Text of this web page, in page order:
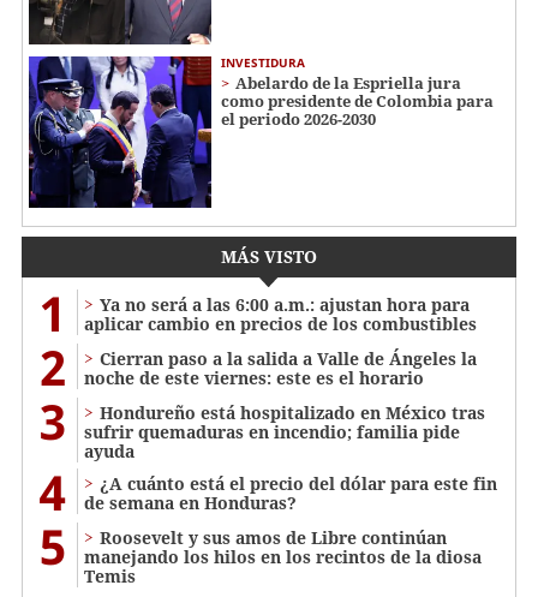
INVESTIDURA
Abelardo de la Espriella jura
como presidente de Colombia para
el periodo 2026-2030
MÁS VISTO
1
Ya no será a las 6:00 a.m.: ajustan hora para
aplicar cambio en precios de los combustibles
2
Cierran paso a la salida a Valle de Ángeles la
noche de este viernes: este es el horario
3
Hondureño está hospitalizado en México tras
sufrir quemaduras en incendio; familia pide
ayuda
4
¿A cuánto está el precio del dólar para este fin
de semana en Honduras?
5
Roosevelt y sus amos de Libre continúan
manejando los hilos en los recintos de la diosa
Temis